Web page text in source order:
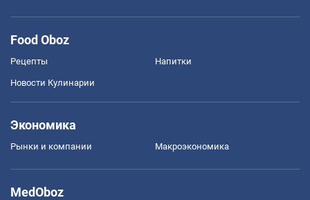
Food Oboz
Рецепты Напитки
Новости Кулинарии
Экономика
Рынки и компании Mакроэкономика
MedOboz